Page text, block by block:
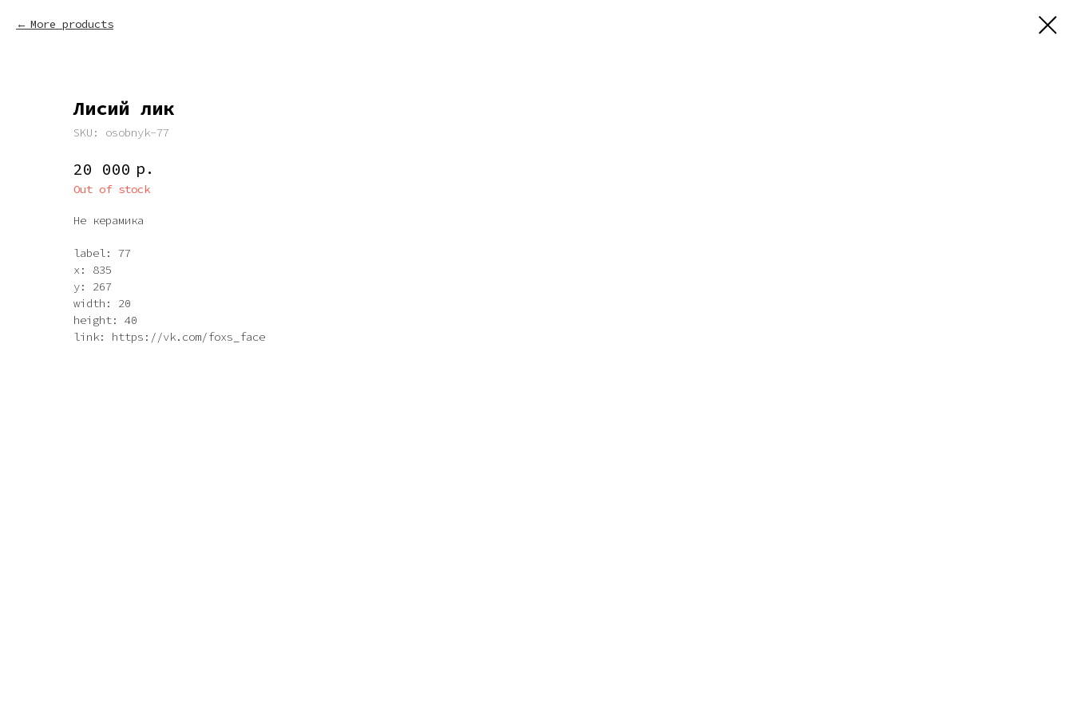
More products
Лисий лик
SKU: osobnyk-77
20 000 р.
Out of stock
Не керамика
label: 77
x: 835
y: 267
width: 20
height: 40
link: https://vk.com/foxs_face